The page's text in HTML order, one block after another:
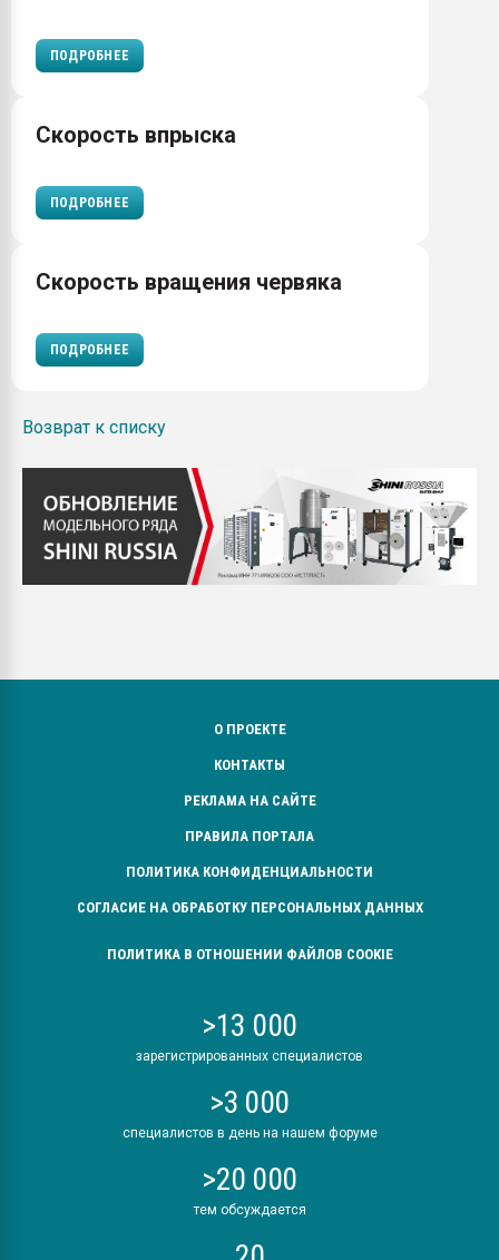
ПОДРОБНЕЕ
Скорость впрыска
ПОДРОБНЕЕ
Скорость вращения червяка
ПОДРОБНЕЕ
Возврат к списку
О ПРОЕКТЕ
КОНТАКТЫ
РЕКЛАМА НА САЙТЕ
ПРАВИЛА ПОРТАЛА
ПОЛИТИКА КОНФИДЕНЦИАЛЬНОСТИ
СОГЛАСИЕ НА ОБРАБОТКУ ПЕРСОНАЛЬНЫХ ДАННЫХ
ПОЛИТИКА В ОТНОШЕНИИ ФАЙЛОВ COOKIE
>13 000
зарегистрированных специалистов
>3 000
специалистов в день на нашем форуме
>20 000
тем обсуждается